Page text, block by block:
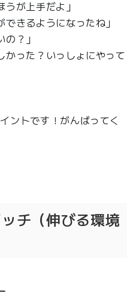
うが上手だよ」
できるようになったね」
の？」
かった？いっしょにやって
ントです！がんばってく
チ（伸びる環境